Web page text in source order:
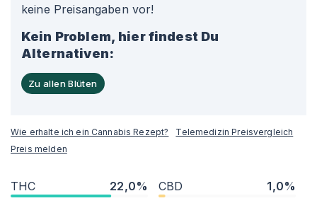
keine Preisangaben vor!
Kein Problem, hier findest Du
Alternativen:
Zu allen Blüten
Wie erhalte ich ein Cannabis Rezept?
Telemedizin Preisvergleich
Preis melden
THC 22,0% CBD 1,0%